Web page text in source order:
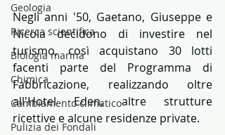
Geologia
Ricerca scientifica
Biologia marina
Chimica
Cambiamento climatico
Pulizia dei Fondali
Negli anni '50, Gaetano, Giuseppe e
Nicola decidono di investire nel
turismo, così acquistano 30 lotti
facenti parte del Programma di
Fabbricazione, realizzando oltre
all'Hotel Eden, altre strutture
ricettive e alcune residenze private.